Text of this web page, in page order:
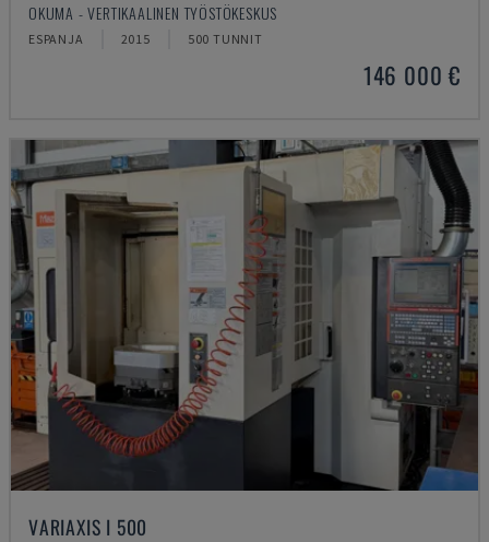
OKUMA - VERTIKAALINEN TYÖSTÖKESKUS
ESPANJA 2015 500 TUNNIT
146 000 €
VARIAXIS I 500